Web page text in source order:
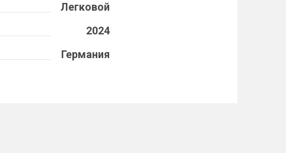
Легковой
2024
Германия